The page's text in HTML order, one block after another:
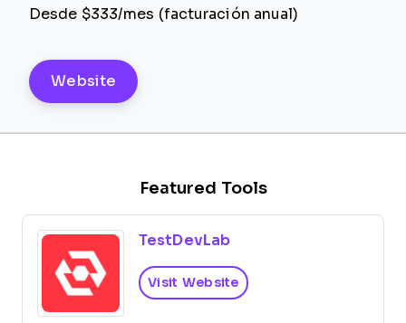
Desde $333/mes (facturación anual)
Website
Featured Tools
TestDevLab
Visit Website